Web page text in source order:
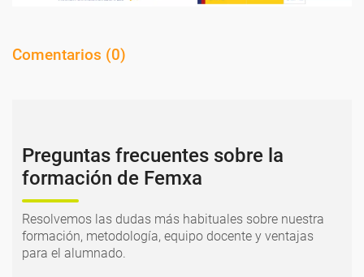
Comentarios (0)
Preguntas frecuentes sobre la
formación de Femxa
Resolvemos las dudas más habituales sobre nuestra
formación, metodología, equipo docente y ventajas
para el alumnado.